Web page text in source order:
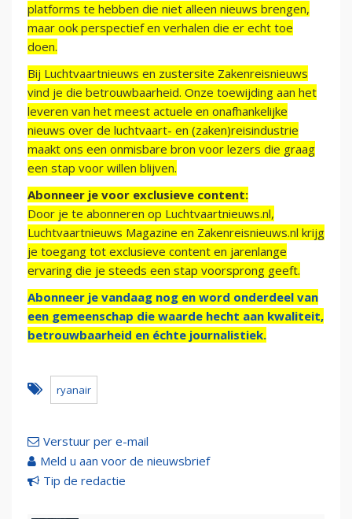
platforms te hebben die niet alleen nieuws brengen,
maar ook perspectief en verhalen die er echt toe
doen.
Bij Luchtvaartnieuws en zustersite Zakenreisnieuws
vind je die betrouwbaarheid. Onze toewijding aan het
leveren van het meest actuele en onafhankelijke
nieuws over de luchtvaart- en (zaken)reisindustrie
maakt ons een onmisbare bron voor lezers die graag
een stap voor willen blijven.
Abonneer je voor exclusieve content:
Door je te abonneren op Luchtvaartnieuws.nl,
Luchtvaartnieuws Magazine en Zakenreisnieuws.nl krijg
je toegang tot exclusieve content en jarenlange
ervaring die je steeds een stap voorsprong geeft.
Abonneer je vandaag nog en word onderdeel van
een gemeenschap die waarde hecht aan kwaliteit,
betrouwbaarheid en échte journalistiek.
ryanair
Verstuur per e-mail
Meld u aan voor de nieuwsbrief
Tip de redactie